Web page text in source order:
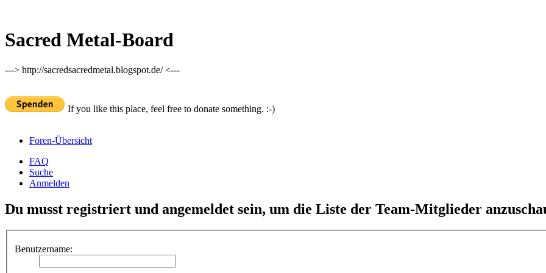
Sacred Metal-Board
---> http://sacredsacredmetal.blogspot.de/ <---
If you like this place, feel free to donate something. :-)
Foren-Übersicht
FAQ
Suche
Anmelden
Du musst registriert und angemeldet sein, um die Liste der Team-Mitglieder
Benutzername: